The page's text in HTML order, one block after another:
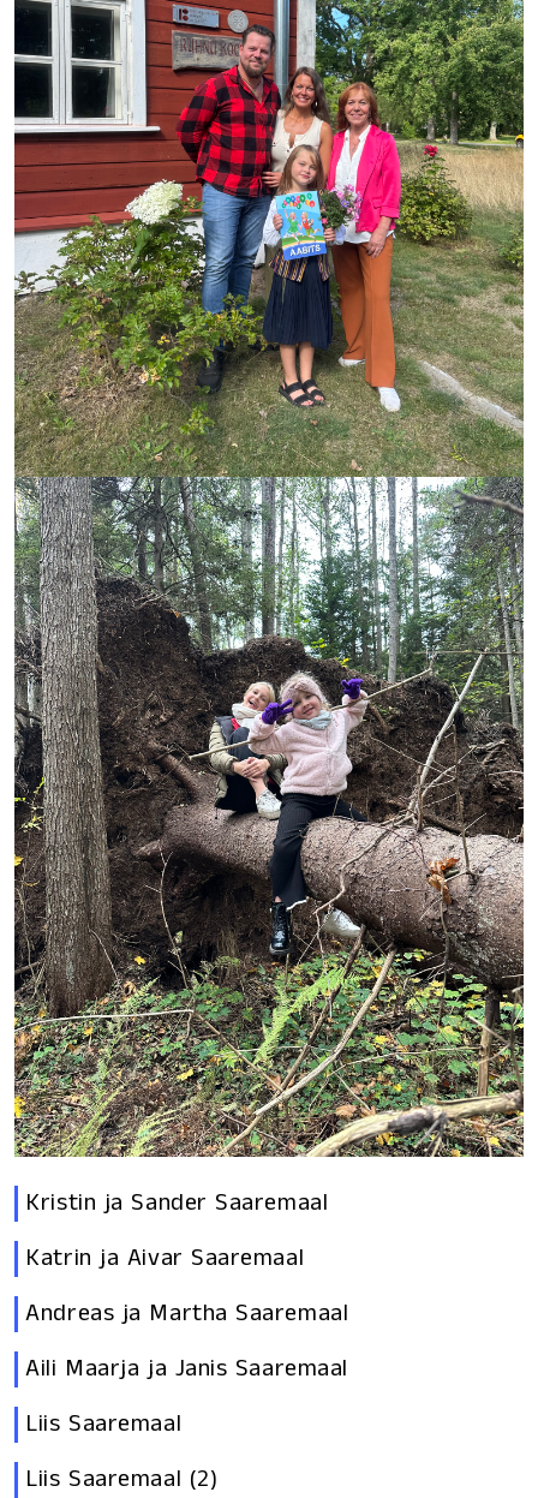
Kristin ja Sander Saaremaal
Katrin ja Aivar Saaremaal
Andreas ja Martha Saaremaal
Aili Maarja ja Janis Saaremaal
Liis Saaremaal
Liis Saaremaal (2)